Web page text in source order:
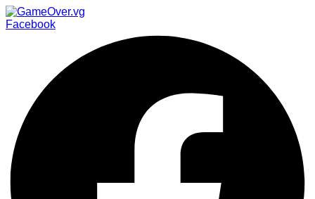
Facebook